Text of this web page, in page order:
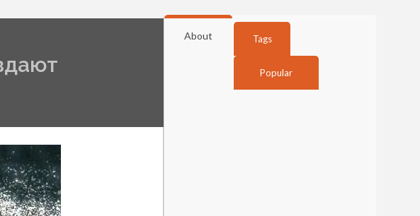
About Tags
Popular